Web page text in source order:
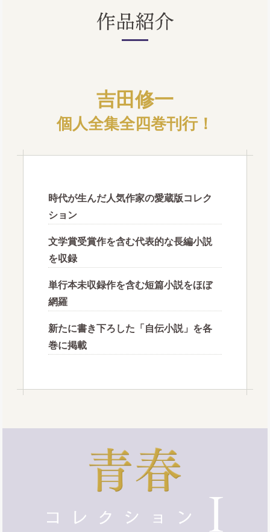
吉田修一
個人全集全四巻刊行！
時代が生んだ人気作家の愛蔵版コレク
ション
文学賞受賞作を含む代表的な長編小説
を収録
単行本未収録作を含む短篇小説をほぼ
網羅
新たに書き下ろした「自伝小説」を各
巻に掲載